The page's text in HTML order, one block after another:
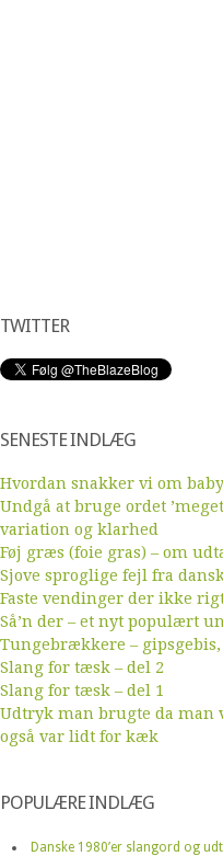
TWITTER
SENESTE INDLÆG
Hvordan snakker vi om
Undgå at bruge ordet
variation og klarhed
Føj græs (foie gras) – om
Sjove sproglige fejl fra
Faste vendinger der ikke
Så’n der – et nyt populært
Tungebrækkere –
Slang for tæsk – del 2
Slang for tæsk – del 1
Udtryk man brugte da man
også var lidt for kæk
POPULÆRE INDLÆG
Danske 1980’er slangord og